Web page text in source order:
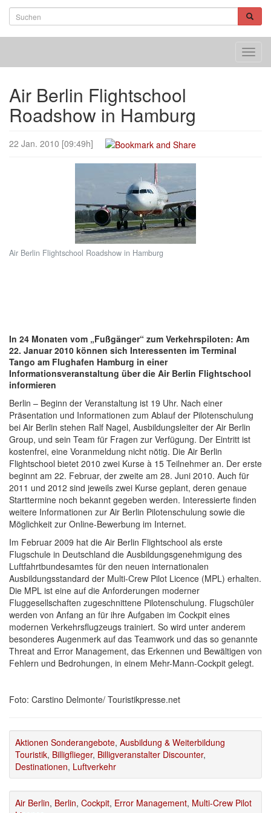
Air Berlin Flightschool
Roadshow in Hamburg
22 Jan. 2010 [09:49h]
Air Berlin Flightschool Roadshow in Hamburg
In 24 Monaten vom „Fußgänger“ zum Verkehrspiloten: Am
22. Januar 2010 können sich Interessenten im Terminal
Tango am Flughafen Hamburg in einer
Informationsveranstaltung über die Air Berlin Flightschool
informieren
Berlin – Beginn der Veranstaltung ist 19 Uhr. Nach einer
Präsentation und Informationen zum Ablauf der Pilotenschulung
bei Air Berlin stehen Ralf Nagel, Ausbildungsleiter der Air Berlin
Group, und sein Team für Fragen zur Verfügung. Der Eintritt ist
kostenfrei, eine Voranmeldung nicht nötig. Die Air Berlin
Flightschool bietet 2010 zwei Kurse à 15 Teilnehmer an. Der erste
beginnt am 22. Februar, der zweite am 28. Juni 2010. Auch für
2011 und 2012 sind jeweils zwei Kurse geplant, deren genaue
Starttermine noch bekannt gegeben werden. Interessierte finden
weitere Informationen zur Air Berlin Pilotenschulung sowie die
Möglichkeit zur Online-Bewerbung im Internet.
Im Februar 2009 hat die Air Berlin Flightschool als erste
Flugschule in Deutschland die Ausbildungsgenehmigung des
Luftfahrtbundesamtes für den neuen internationalen
Ausbildungsstandard der Multi-Crew Pilot Licence (MPL) erhalten.
Die MPL ist eine auf die Anforderungen moderner
Fluggesellschaften zugeschnittene Pilotenschulung. Flugschüler
werden von Anfang an für ihre Aufgaben im Cockpit eines
modernen Verkehrsflugzeugs trainiert. So wird unter anderem
besonderes Augenmerk auf das Teamwork und das so genannte
Threat and Error Management, das Erkennen und Bewältigen von
Fehlern und Bedrohungen, in einem Mehr-Mann-Cockpit gelegt.
Foto: Carstino Delmonte/ Touristikpresse.net
Aktionen Sonderangebote, Ausbildung & Weiterbildung
Touristik, Billigflieger, Billigveranstalter Discounter,
Destinationen, Luftverkehr
Air Berlin, Berlin, Cockpit, Error Management, Multi-Crew Pilot